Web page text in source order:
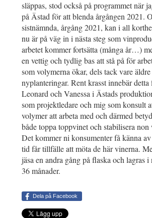
släppas, stod också på programmet när
på Ästad för att blenda årgången 2021.
sistnämnda, årgång 2021, kan i all
nu är på väg in i nästa steg som
arbetet kommer fortsätta (många år…)
en vettig och tydlig bas att stå på för
som volymerna ökar, dels tack vare
nyplanteringar. Rent krasst innebär detta
Leonard och Vanessa i Ästads
som projektledare och mig som konsult
volymer att arbeta med och därmed
både toppa toppvinet och stabilisera
Det kommer ni konsumenter få känna
tid får tillfälle att möta de här vinerna.
jäsa en andra gång på flaska och lagras
36 månader.
Dela på Facebook